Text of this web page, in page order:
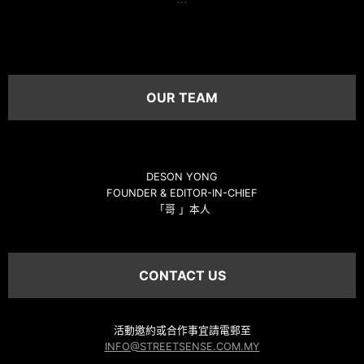
OUR TEAM
DESON YONG
FOUNDER & EDITOR-IN-CHIEF
「哥 」本人
CONTACT US
活動邀約或合作事宜請電郵至
INFO@STREETSENSE.COM.MY